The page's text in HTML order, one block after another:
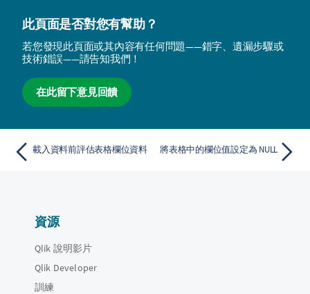
此頁面是否對您有幫助？
若您發現此頁面或其內容有任何問題——錯字、遺漏步驟或
技術錯誤——請告知我們！
在此留下意見回饋
載入資料前評估表格欄位資料 將表格中的欄位值設定為 NULL
資源
Qlik 說明影片
Qlik Developer
訓練